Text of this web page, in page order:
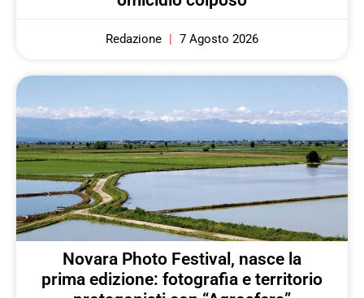
Redazione 7 Agosto 2026
Novara Photo Festival, nasce la
prima edizione: fotografia e territorio